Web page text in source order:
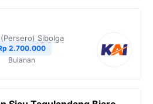
Sibolga
2.700.000
Bulanan